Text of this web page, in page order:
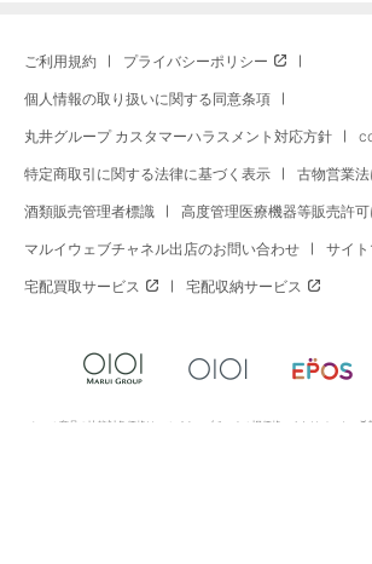
ご利用規約 プライバシーポリシー
個人情報の取り扱いに関する同意条項
丸井グループ カスタマーハラスメント対応方針
特定商取引に関する法律に基づく表示 古物営業
酒類販売管理者標識 高度管理医療機器等販売許
マルイウェブチャネル出店のお問い合わせ サイ
宅配買取サービス 宅配収納サービス
※セール商品の比較対象価格はマルイウェブチャネル旧価格、またはメーカー